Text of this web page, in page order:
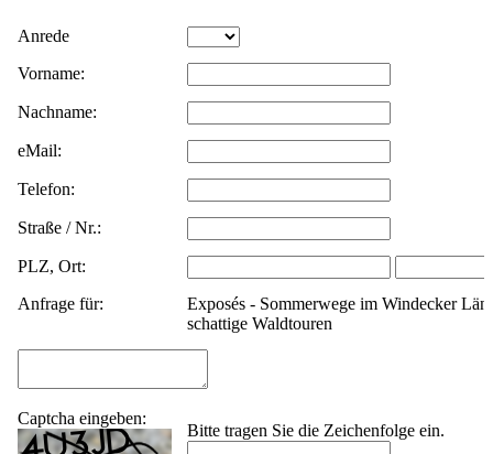
Anrede
Vorname:
Nachname:
eMail:
Telefon:
Straße / Nr.:
PLZ, Ort:
Anfrage für:
Exposés - Sommerwege im Windecker
schattige Waldtouren
Captcha eingeben:
Bitte tragen Sie die Zeichenfolge ein.
Daten werden
gesendet. Bitte
warten.